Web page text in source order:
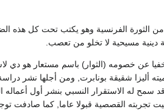
من الثورة الفرنسية وهو يكتب تحت كل هذه
دينية مسيحية لا تخلو من تعصب.
متخفيا عن خصومه (الثوار) باسم مستعار هو
أليزا شقيقة بونابرت, ومن أجلها نشر
تجربته القصصية قبولا عاما, كما صادفت